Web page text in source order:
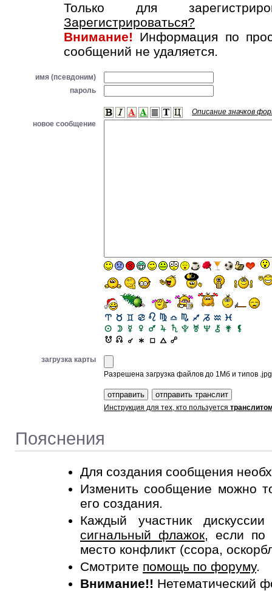
Только для
Зарегистрироваться?
Внимание! Информация по
сообщений не удаляется.
имя (псевдоним)
пароль
Описание значков
новое сообщение
загрузка карты
Разрешена загрузка файлов до 1Мб и типов
Инструкция для тех, кто пользуется
Пояснения
Для создания сообщения
Изменить сообщение можно
его создания.
Каждый участник
сигнальный флажок, если по
место конфликт (ссора,
Смотрите помощь по форуму.
Внимание!! Нетематический